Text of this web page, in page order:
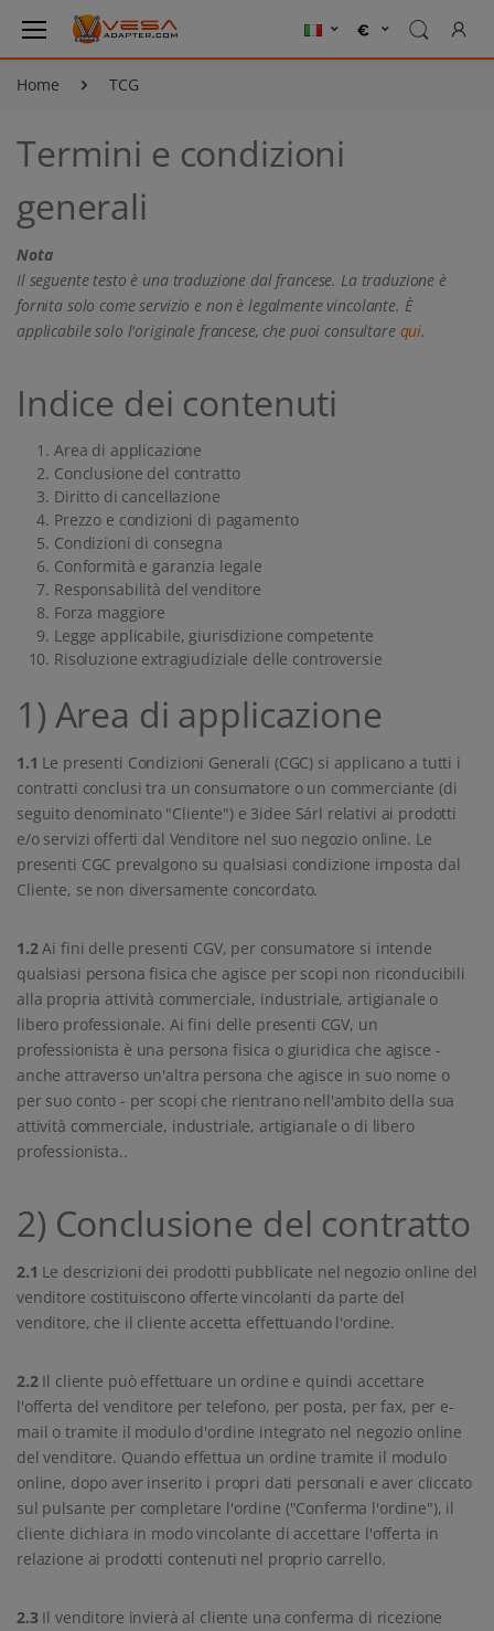
Home TCG
Termini e condizioni
generali
Nota
Il seguente testo è una traduzione dal francese. La traduzione è
fornita solo come servizio e non è legalmente vincolante. È
applicabile solo l'originale francese, che puoi consultare qui.
Indice dei contenuti
Area di applicazione
Conclusione del contratto
Diritto di cancellazione
Prezzo e condizioni di pagamento
Condizioni di consegna
Conformità e garanzia legale
Responsabilità del venditore
Forza maggiore
Legge applicabile, giurisdizione competente
Risoluzione extragiudiziale delle controversie
1) Area di applicazione
1.1 Le presenti Condizioni Generali (CGC) si applicano a tutti i
contratti conclusi tra un consumatore o un commerciante (di
seguito denominato "Cliente") e 3idee Sárl relativi ai prodotti
e/o servizi offerti dal Venditore nel suo negozio online. Le
presenti CGC prevalgono su qualsiasi condizione imposta dal
Cliente, se non diversamente concordato.
1.2Ai fini delle presenti CGV, per consumatore si intende
qualsiasi persona fisica che agisce per scopi non riconducibili
alla propria attività commerciale, industriale, artigianale o
libero professionale. Ai fini delle presenti CGV, un
professionista è una persona fisica o giuridica che agisce -
anche attraverso un'altra persona che agisce in suo nome o
per suo conto - per scopi che rientrano nell'ambito della sua
attività commerciale, industriale, artigianale o di libero
professionista..
2) Conclusione del contratto
2.1 Le descrizioni dei prodotti pubblicate nel negozio online del
venditore costituiscono offerte vincolanti da parte del
venditore, che il cliente accetta effettuando l'ordine.
2.2Il cliente può effettuare un ordine e quindi accettare
l'offerta del venditore per telefono, per posta, per fax, per e-
mail o tramite il modulo d'ordine integrato nel negozio online
del venditore. Quando effettua un ordine tramite il modulo
online, dopo aver inserito i propri dati personali e aver cliccato
sul pulsante per completare l'ordine ("Conferma l'ordine"), il
cliente dichiara in modo vincolante di accettare l'offerta in
relazione ai prodotti contenuti nel proprio carrello.
2.3Il venditore invierà al cliente una conferma di ricezione